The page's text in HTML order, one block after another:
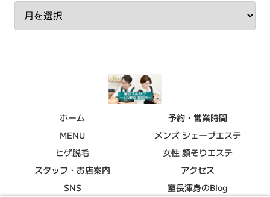
ホーム
予約・営業時間
MENU
メンズ シェーブエステ
ヒゲ脱毛
女性 顔そりエステ
スタッフ・お店案内
アクセス
SNS
室長渾身のBlog